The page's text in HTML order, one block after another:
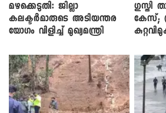
മഴക്കെടുതി: ജില്ലാ
കലക്ടർമാരുടെ അടിയന്തര
യോഗം വിളിച്ച് മുഖ്യമന്ത്രി
​ഗുസ്തി
കേസ്;